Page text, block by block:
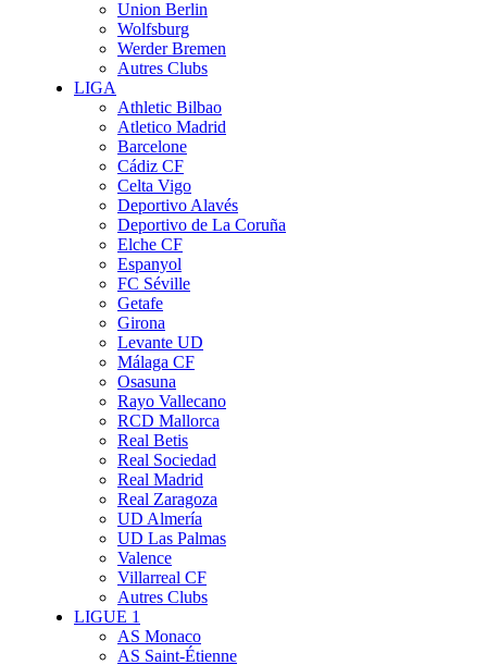
Union Berlin
Wolfsburg
Werder Bremen
Autres Clubs
LIGA
Athletic Bilbao
Atletico Madrid
Barcelone
Cádiz CF
Celta Vigo
Deportivo Alavés
Deportivo de La Coruña
Elche CF
Espanyol
FC Séville
Getafe
Girona
Levante UD
Málaga CF
Osasuna
Rayo Vallecano
RCD Mallorca
Real Betis
Real Sociedad
Real Madrid
Real Zaragoza
UD Almería
UD Las Palmas
Valence
Villarreal CF
Autres Clubs
LIGUE 1
AS Monaco
AS Saint-Étienne